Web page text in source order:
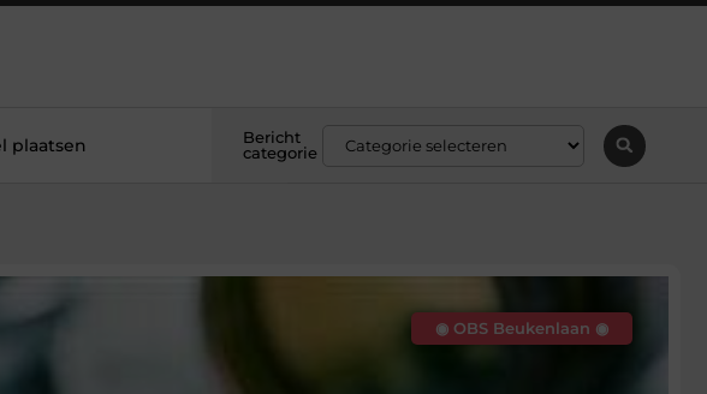
plaatsen
Bericht
categorie
◉ OBS Beukenlaan ◉